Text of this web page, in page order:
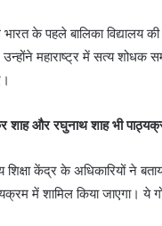
के पहले बालिका विद्यालय
महाराष्ट्र में सत्य शोधक
शाह और रघुनाथ शाह भी
शिक्षा केंद्र के अधिकारियों ने
में शामिल किया जाएगा। ये